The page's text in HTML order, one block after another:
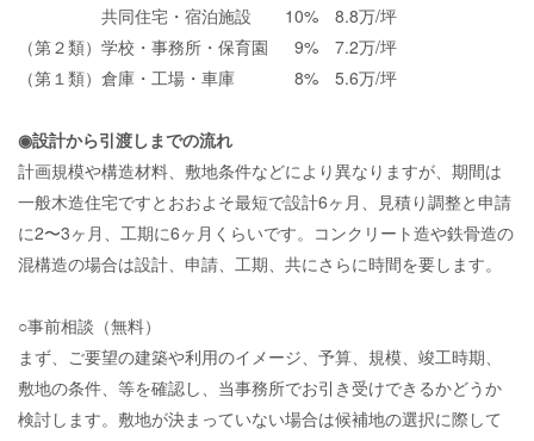
共同住宅・宿泊施設 10% 8.8万/坪
（第２類）学校・事務所・保育園 9% 7.2万/坪
（第１類）倉庫・工場・車庫 8% 5.6万/坪
◉設計から引渡しまでの流れ
計画規模や構造材料、敷地条件などにより異なりますが、期間は
一般木造住宅ですとおおよそ最短で設計6ヶ月、見積り調整と申請
に2〜3ヶ月、工期に6ヶ月くらいです。コンクリート造や鉄骨造の
混構造の場合は設計、申請、工期、共にさらに時間を要します。
○事前相談（無料）
まず、ご要望の建築や利用のイメージ、予算、規模、竣工時期、
敷地の条件、等を確認し、当事務所でお引き受けできるかどうか
検討します。敷地が決まっていない場合は候補地の選択に際して